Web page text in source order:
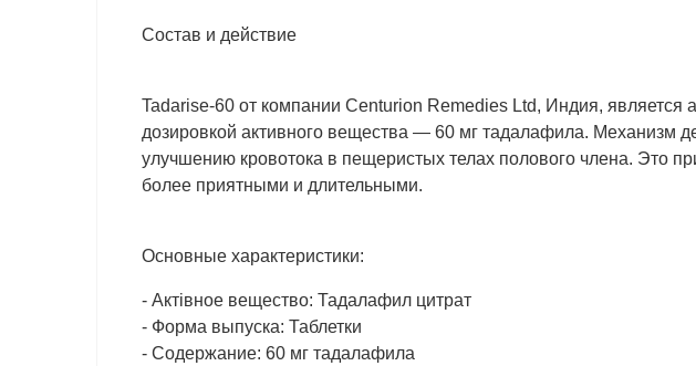
Состав и действие
Tadarise-60 от компании Centurion Remedies Ltd, Индия, является
дозировкой активного вещества — 60 мг тадалафила. Механизм
улучшению кровотока в пещеристых телах полового члена. Это
более приятными и длительными.
Основные характеристики:
- Актiвное вещество: Тадалафил цитрат
- Форма выпуска: Таблетки
- Содержание: 60 мг тадалафила